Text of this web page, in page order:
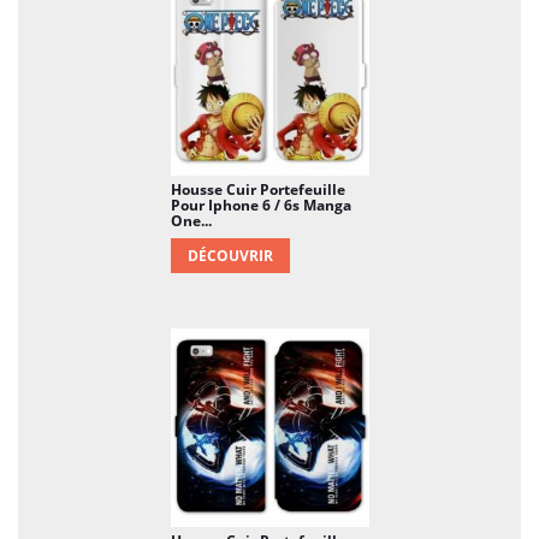
avantageusement votre appareil. Un mobile, ça
peut coûter un bras : le prix de cette housse
portefeuille n'est rien à côté de ce que vous
coûterait le remplacement de votre terminal. Et en
plus de la protection, vous personnalisez votre
appareil, et lui donnez la petite pointe perso que
tout le monde vous enviera.
Housse Cuir Portefeuille
Pour Iphone 6 / 6s Manga
One...
DÉCOUVRIR